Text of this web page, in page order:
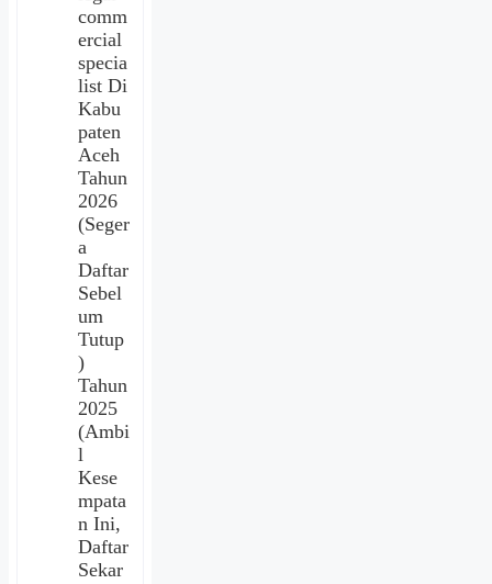
comm
ercial
specia
list Di
Kabu
paten
Aceh
Tahun
2026
(Seger
a
Daftar
Sebel
um
Tutup
)
Tahun
2025
(Ambi
l
Kese
mpata
n Ini,
Daftar
Sekar